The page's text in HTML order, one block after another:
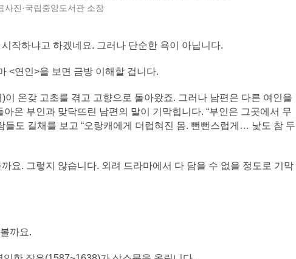
사진·국립중앙도서관 소장
작하냐고 하겠네요. 그러나 단순한 욕이 아닙니다.
<연인>을 보면 금방 이해할 겁니다.
온갖 고초를 겪고 고향으로 돌아왔죠. 그러나 남편은 다른 여인을
온 부인과 맞닥뜨린 남편의 말이 기막힙니다. “부인은 그곳에서 무
들도 길채를 보고 “오랑캐에게 더럽혀진 몸. 뻔뻔스럽게… 낯도 참 두
요. 그렇지 않습니다. 외려 드라마에서 다 담을 수 없을 정도로 기막
까요.